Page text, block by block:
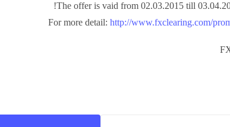
The offer is vaid from 02.03.2015 till
For more detail: http://www.fxclearing.com/